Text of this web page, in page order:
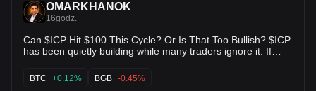
OMARKHANOK
16godz.
Can $ICP Hit $100 This Cycle? Or Is That Too Bullish? $ICP
has been quietly building while many traders ignore it. If
toward $100 isn't impossible—but the market will decide.
Are you buying, holding, or staying away from $ICP? Drop
BTC +0.12% BGB -0.45%